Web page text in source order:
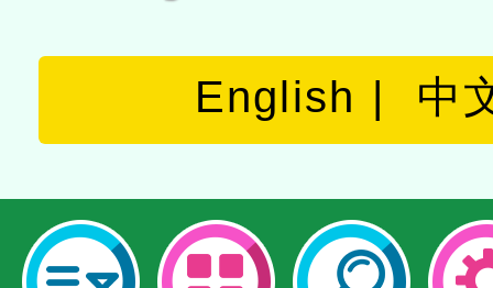
English 中